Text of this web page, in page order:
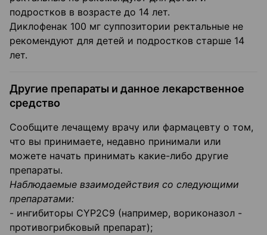
подростков в возрасте до 14 лет.
Диклофенак 100 мг суппозитории ректальные не
рекомендуют для детей и подростков старше 14
лет.
Другие препараты и данное лекарственное
средство
Сообщите лечащему врачу или фармацевту о том,
что вы принимаете, недавно принимали или
можете начать принимать какие-либо другие
препараты.
Наблюдаемые взаимодействия со следующими
препаратами:
- ингибиторы CYP2C9 (например, вориконазол -
противогрибковый препарат);